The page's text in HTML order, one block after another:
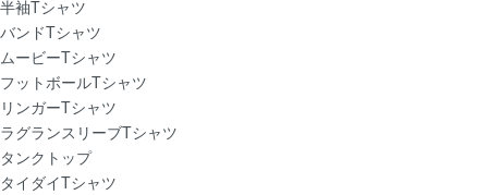
半袖Tシャツ
バンドTシャツ
ムービーTシャツ
フットボールTシャツ
リンガーTシャツ
ラグランスリーブTシャツ
タンクトップ
タイダイTシャツ